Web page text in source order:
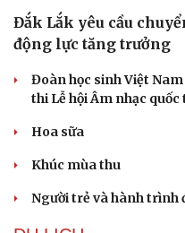
Đắk Lắk yêu cầu
động lực tăng trưởng
Đoàn học sinh Việt
thi Lễ hội Âm nhạc quốc
Hoa sữa
Khúc mùa thu
Người trẻ và hành trình